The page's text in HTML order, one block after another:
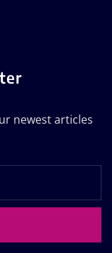
newest articles